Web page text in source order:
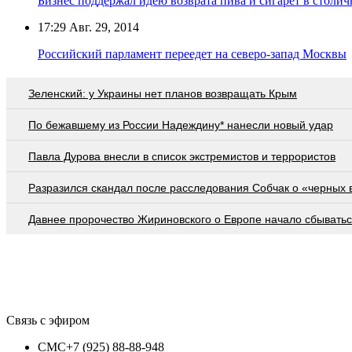
17:29 Авг. 29, 2014
Российский парламент переедет на северо-запад Москвы
Зеленский: у Украины нет планов возвращать Крым
По бежавшему из России Надеждину* нанесли новый удар
Павла Дурова внесли в список экстремистов и террористов
Разразился скандал после расследования Собчак о «черных
Давнее пророчество Жириновского о Европе начало
Связь с эфиром
СМС+7 (925) 88-88-948